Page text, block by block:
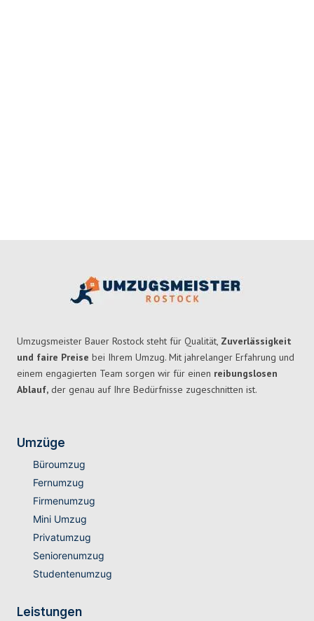
Umzugsmeister Bauer Rostock steht für Qualität, Zuverlässigkeit
und faire Preise bei Ihrem Umzug. Mit jahrelanger Erfahrung und
einem engagierten Team sorgen wir für einen reibungslosen
Ablauf, der genau auf Ihre Bedürfnisse zugeschnitten ist.
Umzüge
Büroumzug
Fernumzug
Firmenumzug
Mini Umzug
Privatumzug
Seniorenumzug
Studentenumzug
Leistungen